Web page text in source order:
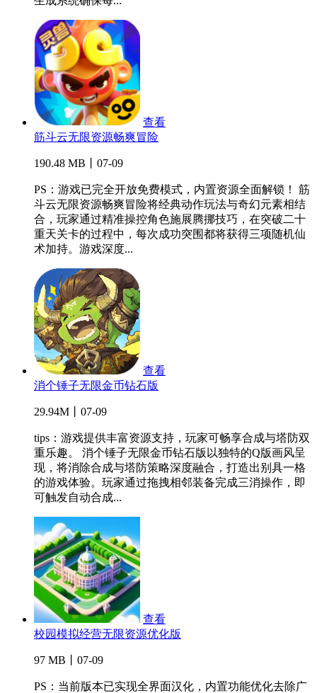
查看
筋斗云无限资源畅爽冒险
190.48 MB丨07-09
PS：游戏已完全开放免费模式，内置资源全面解锁！ 筋
斗云无限资源畅爽冒险将经典动作玩法与奇幻元素相结
合，玩家通过精准操控角色施展腾挪技巧，在突破二十
重天关卡的过程中，每次成功突围都将获得三项随机仙
术加持。游戏深度...
查看
消个锤子无限金币钻石版
29.94M丨07-09
tips：游戏提供丰富资源支持，玩家可畅享合成与塔防双
重乐趣。 消个锤子无限金币钻石版以独特的Q版画风呈
现，将消除合成与塔防策略深度融合，打造出别具一格
的游戏体验。玩家通过拖拽相邻装备完成三消操作，即
可触发自动合成...
查看
校园模拟经营无限资源优化版
97 MB丨07-09
PS：当前版本已实现全界面汉化，内置功能优化去除广